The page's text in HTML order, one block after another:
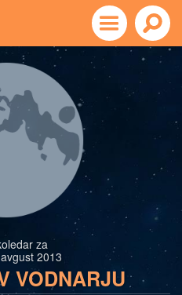
za
2013
VODNARJU